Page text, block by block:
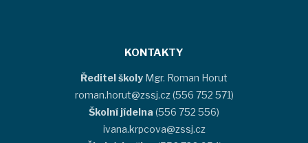
KONTAKTY
Ředitel školy Mgr. Roman Horut
roman.horut@zssj.cz (556 752 571)
Školní jídelna (556 752 556)
ivana.krpcova@zssj.cz